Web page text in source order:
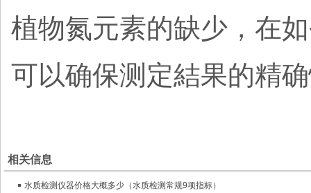
植物氮元素的缺少，在
可以确保测定結果的精
相关信息
水质检测仪器价格大概多少（水质检测常规9项指标）